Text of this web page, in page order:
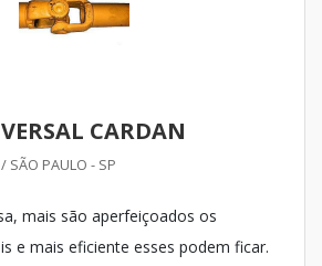
CARDAN
SÃO PAULO - SP
mais são aperfeiçoados os
e mais eficiente esses podem ficar.